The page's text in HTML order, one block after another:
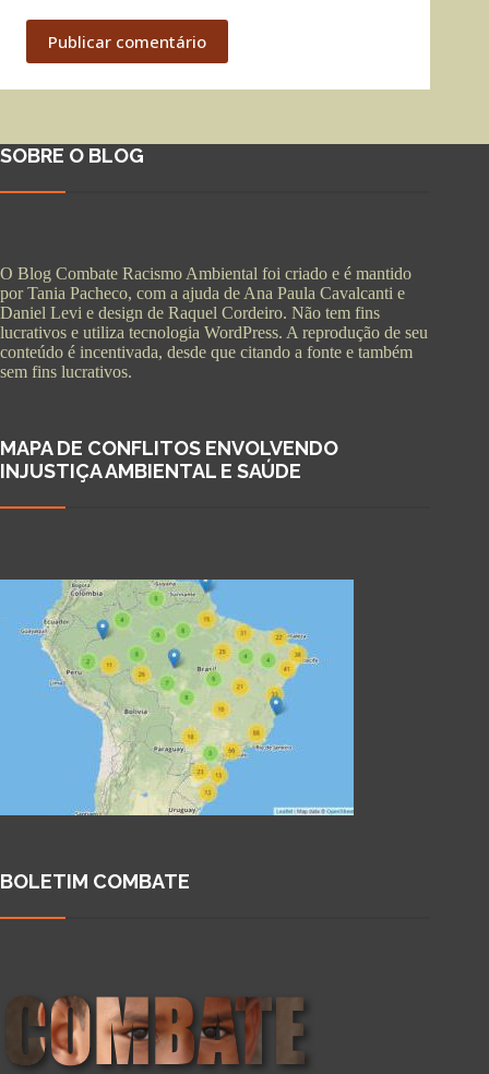
Publicar comentário
SOBRE O BLOG
O Blog Combate Racismo Ambiental foi criado e é mantido
por Tania Pacheco, com a ajuda de Ana Paula Cavalcanti e
Daniel Levi e design de Raquel Cordeiro. Não tem fins
lucrativos e utiliza tecnologia WordPress. A reprodução de seu
conteúdo é incentivada, desde que citando a fonte e também
sem fins lucrativos.
MAPA DE CONFLITOS ENVOLVENDO
INJUSTIÇA AMBIENTAL E SAÚDE
BOLETIM COMBATE